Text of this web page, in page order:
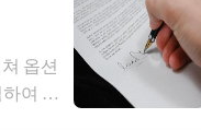
, 사실관계마다
이 가득
해서
너무
옵션
여 환